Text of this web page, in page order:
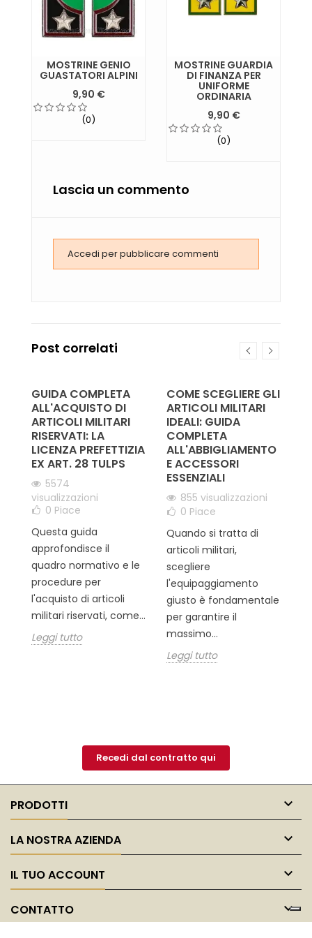
MOSTRINE GENIO
GUASTATORI ALPINI
9,90 €
(0)
MOSTRINE GUARDIA
DI FINANZA PER
UNIFORME
ORDINARIA
9,90 €
(0)
Lascia un commento
Accedi per pubblicare commenti
Post correlati
GUIDA COMPLETA
ALL'ACQUISTO DI
ARTICOLI MILITARI
RISERVATI: LA
LICENZA PREFETTIZIA
EX ART. 28 TULPS
5574
visualizzazioni
0 Piace
Questa guida
approfondisce il
quadro normativo e le
procedure per
l'acquisto di articoli
militari riservati, come...
Leggi tutto
COME SCEGLIERE GLI
ARTICOLI MILITARI
IDEALI: GUIDA
COMPLETA
ALL'ABBIGLIAMENTO
E ACCESSORI
ESSENZIALI
855 visualizzazioni
0 Piace
Quando si tratta di
articoli militari,
scegliere
l'equipaggiamento
giusto è fondamentale
per garantire il
massimo...
Leggi tutto
Recedi dal contratto qui
PRODOTTI 
LA NOSTRA AZIENDA 
IL TUO ACCOUNT 
CONTATTO 